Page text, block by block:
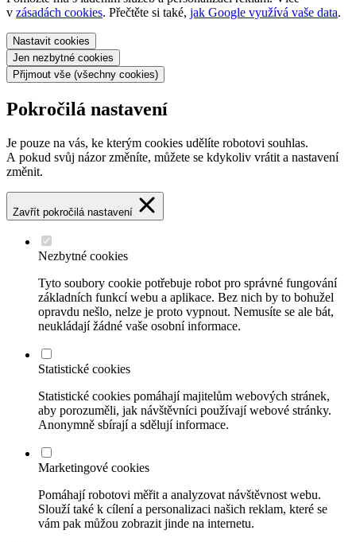
v zásadách cookies. Přečtěte si také, jak Google využívá vaše data.
Nastavit cookies
Jen nezbytné cookies
Přijmout vše (všechny cookies)
Pokročilá nastavení
Je pouze na vás, ke kterým cookies udělíte robotovi souhlas.
A pokud svůj názor změníte, můžete se kdykoliv vrátit a nastavení
změnit.
Zavřít pokročilá nastavení
Nezbytné cookies
Tyto soubory cookie potřebuje robot pro správné fungování
základních funkcí webu a aplikace. Bez nich by to bohužel
opravdu nešlo, nelze je proto vypnout. Nemusíte se ale bát,
neukládají žádné vaše osobní informace.
Statistické cookies
Statistické cookies pomáhají majitelům webových stránek,
aby porozuměli, jak návštěvníci používají webové stránky.
Anonymně sbírají a sdělují informace.
Marketingové cookies
Pomáhají robotovi měřit a analyzovat návštěvnost webu.
Slouží také k cílení a personalizaci našich reklam, které se
vám pak můžou zobrazit jinde na internetu.